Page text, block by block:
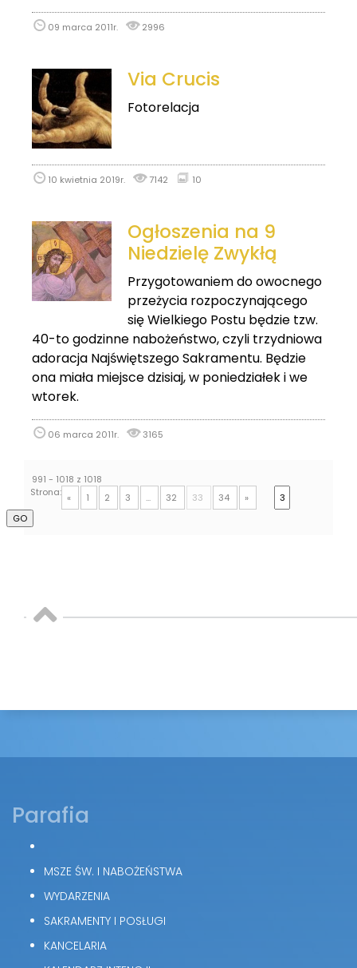
09 marca 2011r. 2996
Via Crucis
Fotorelacja
10 kwietnia 2019r. 7142 10
Ogłoszenia na 9
Niedzielę Zwykłą
Przygotowaniem do owocnego
przeżycia rozpoczynającego
się Wielkiego Postu będzie tzw.
40-to godzinne nabożeństwo, czyli trzydniowa
adoracja Najświętszego Sakramentu. Będzie
ona miała miejsce dzisiaj, w poniedziałek i we
wtorek.
06 marca 2011r. 3165
991 - 1018 z 1018
«
1 2 3 ... 32 33 34 »
Strona:
Parafia
MSZE ŚW. I NABOŻEŃSTWA
WYDARZENIA
SAKRAMENTY I POSŁUGI
KANCELARIA